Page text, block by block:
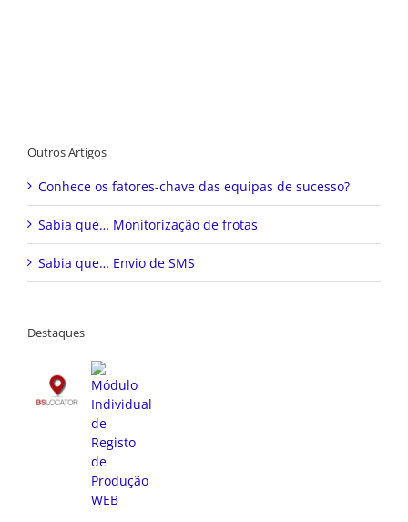
Outros Artigos
Conhece os fatores-chave das equipas de sucesso?
Sabia que… Monitorização de frotas
Sabia que… Envio de SMS
Destaques